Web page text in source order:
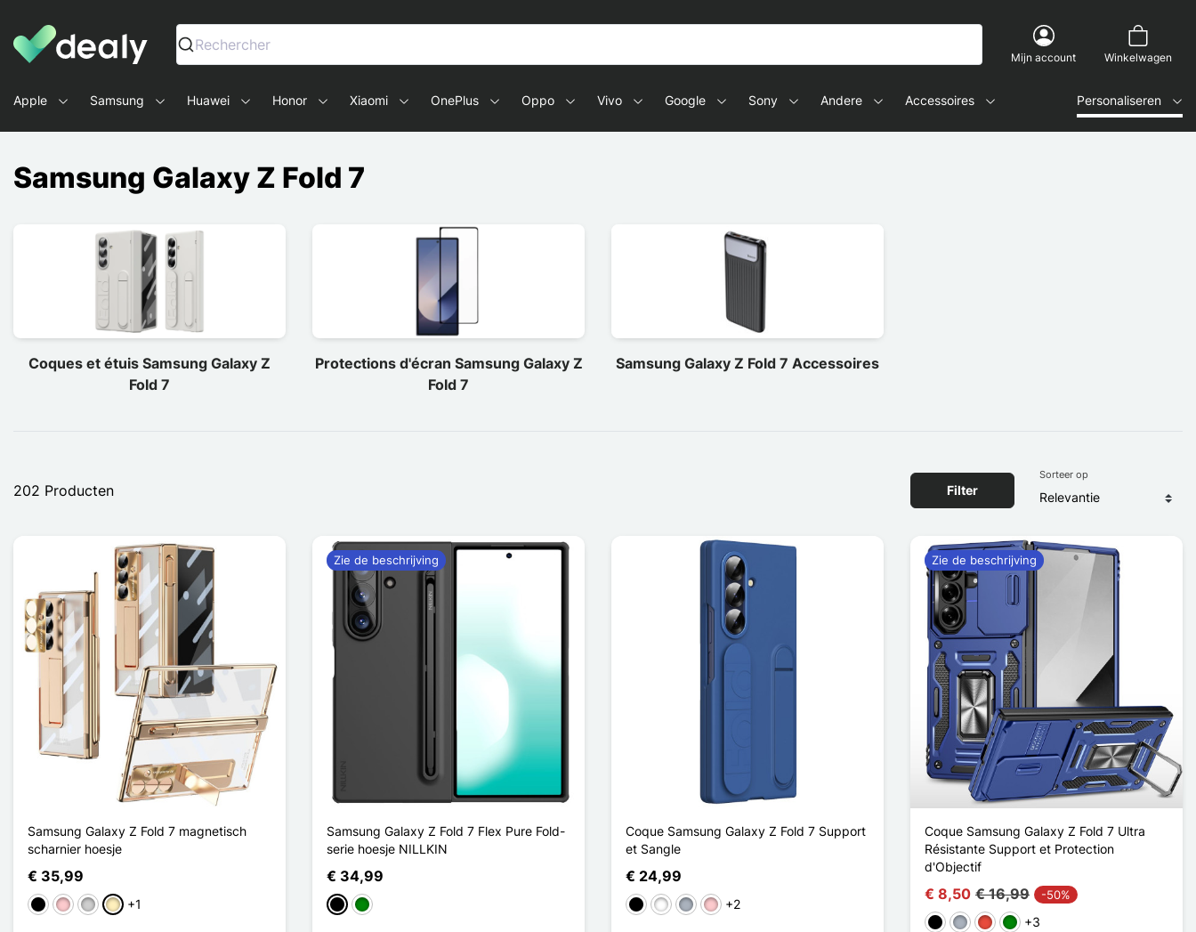
Dealy - Telefoonhoesjes en Accessoires voor smartphones en tablets
Rechercher
Mijn account Winkelwagen
Apple Samsung Huawei Honor Xiaomi OnePlus Oppo Vivo Google Sony Andere Accessoires Personaliseren
Samsung Galaxy Z Fold 7
Coques et étuis Samsung Galaxy Z
Fold 7
Protections d'écran Samsung Galaxy Z
Fold 7
Samsung Galaxy Z Fold 7 Accessoires
202 Producten Filter
Sorteer op
Samsung Galaxy Z Fold 7 magnetisch
scharnier hoesje
€ 35,99
ZwartRozeZilverGolden
+1
Samsung Galaxy Z Fold 7 Flex Pure Fold-
serie hoesje NILLKIN
€ 34,99
ZwartGroen
Zie de beschrijving
Coque Samsung Galaxy Z Fold 7 Support
et Sangle
€ 24,99
ZwartWit GrijsRoze+2
Coque Samsung Galaxy Z Fold 7 Ultra
Résistante Support et Protection
d'Objectif
€ 8,50 € 16,99 -50%
ZwartGrijsRoodGroen
+3
Zie de beschrijving